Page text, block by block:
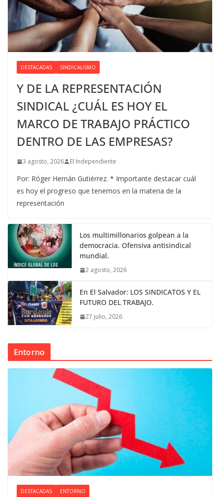
DESTACADAS SINDICALISMO
Y DE LA REPRESENTACIÓN
SINDICAL ¿CUÁL ES HOY EL
MARCO DE TRABAJO PRÁCTICO
DENTRO DE LAS EMPRESAS?
3 agosto, 2026 El Independiente
Por: Róger Hernán Gutiérrez. * Importante destacar cuál
es hoy el progreso que tenemos en la materia de la
representación
Los multimillonarios golpean a la
democracia. Ofensiva antisindical
mundial.
2 agosto, 2026
En El Salvador: LOS SINDICATOS Y EL
FUTURO DEL TRABAJO.
27 julio, 2026
Entorno
DESTACADAS ENTORNO